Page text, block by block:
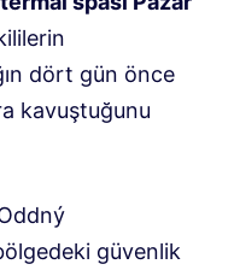
dört gün önce
kavuştuğunu
güvenlik